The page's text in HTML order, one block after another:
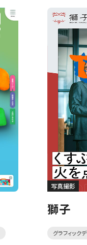
写真撮影
獅子
グラフィック